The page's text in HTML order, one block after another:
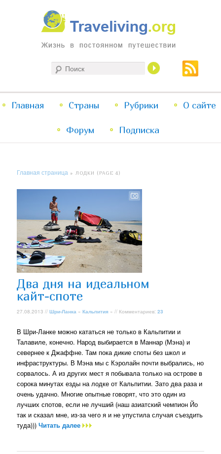
Traveliving
Жизнь в постоянном путешествии
меню
Перейти
к
Перейти
к
Главная Страны Рубрики О сайте
Форум Подписка
Главная страница » ЛОДКИ (PAGE 4)
Два дня на идеальном
кайт-споте
27.08.2013 //Шри-Ланка »Кальпития » // Комментариев:23
В Шри-Ланке можно кататься не только в Кальпитии и
Талавиле, конечно. Народ выбирается в Маннар (Мэна) и
севернее к Джаффне. Там пока дикие споты без школ и
инфраструктуры. В Мэна мы с Кэролайн почти выбрались, но
сорвалось. А из других мест я побывала только на острове в
сорока минутах езды на лодке от Кальпитии. Зато два раза и
очень удачно. Многие опытные говорят, что это один из
лучших спотов, если не лучший (наш азиатский чемпион Йо
так и сказал мне, из-за чего я и не упустила случая съездить
туда)))Читать далее